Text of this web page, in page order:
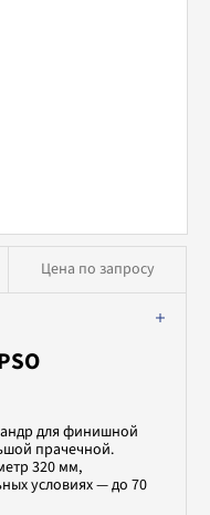
Цена по запросу
для финишной
прачечной.
320 мм,
условиях — до 70